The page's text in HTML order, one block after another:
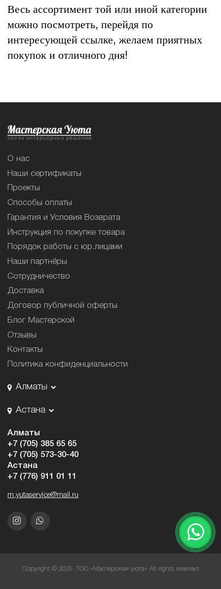
Весь ассортимент той или иной категории
можно посмотреть, перейдя по
интересующей ссылке, желаем приятных
покупок и отличного дня!
О нас
Наши сертификаты
Проекты
Способы оплаты
Гарантия и Условия Возврата
Инструкция по покупке товара
Порядок работы с юр.лицами
Наши партнёры
Сотрудничество
Доставка
Договор публичной оферты
Блог Мастерской
Отзывы
Контакты
Политика конфиденциальности
Алматы
Астана
Алматы
+7 (705) 385 65 65
+7 (705) 573-30-40
Астана
+7 (776) 911 01 11
m.yutaservice@mail.ru
Copyright © 2025. ТОО «Мастерская уюта» All rights reserved